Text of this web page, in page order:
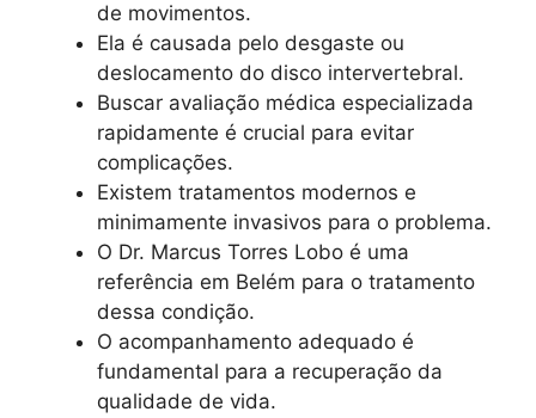
de movimentos.
Ela é causada pelo desgaste ou
deslocamento do disco intervertebral.
Buscar avaliação médica especializada
rapidamente é crucial para evitar
complicações.
Existem tratamentos modernos e
minimamente invasivos para o problema.
O Dr. Marcus Torres Lobo é uma
referência em Belém para o tratamento
dessa condição.
O acompanhamento adequado é
fundamental para a recuperação da
qualidade de vida.